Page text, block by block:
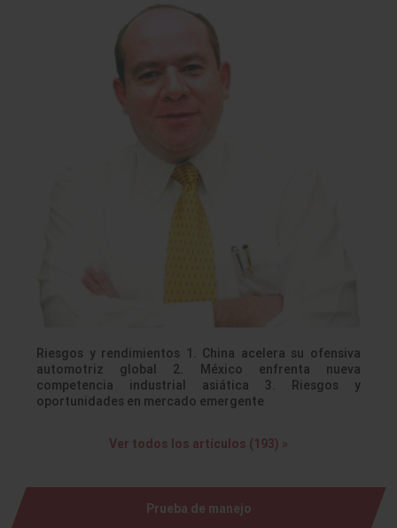
Riesgos y rendimientos 1. China acelera su ofensiva
automotriz global 2. México enfrenta nueva
competencia industrial asiática 3. Riesgos y
oportunidades en mercado emergente
Ver todos los artículos (193) »
Prueba de manejo